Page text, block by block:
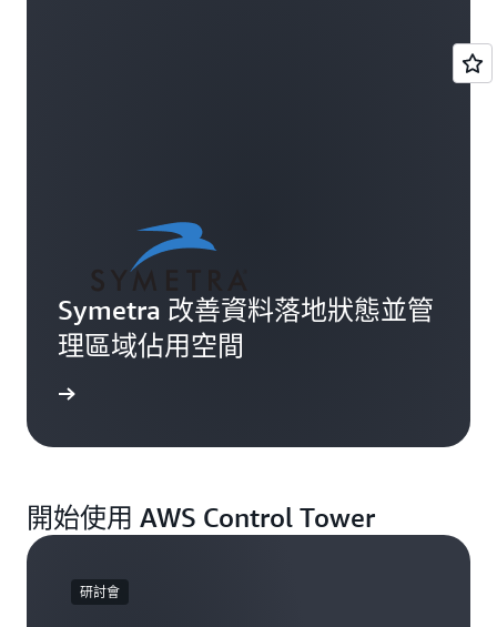
Symetra 改善資料落地狀態並管
理區域佔用空間
開始使用 AWS Control Tower
研討會